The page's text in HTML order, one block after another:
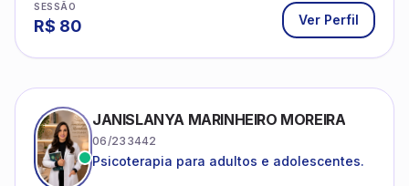
SESSÃO
R$ 80 Ver Perfil
JANISLANYA MARINHEIRO MOREIRA
06/233442
Psicoterapia para adultos e adolescentes.